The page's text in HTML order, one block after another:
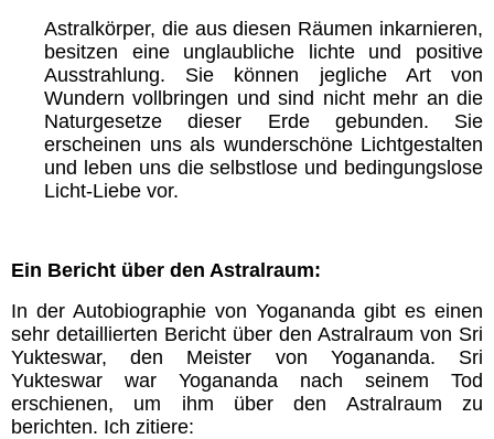
Astralkörper, die aus diesen Räumen inkarnieren,
besitzen eine unglaubliche lichte und positive
Ausstrahlung. Sie können jegliche Art von
Wundern vollbringen und sind nicht mehr an die
Naturgesetze dieser Erde gebunden. Sie
erscheinen uns als wunderschöne Lichtgestalten
und leben uns die selbstlose und bedingungslose
Licht-Liebe vor.
Ein Bericht über den Astralraum:
In der Autobiographie von Yogananda gibt es einen
sehr detaillierten Bericht über den Astralraum von Sri
Yukteswar, den Meister von Yogananda. Sri
Yukteswar war Yogananda nach seinem Tod
erschienen, um ihm über den Astralraum zu
berichten. Ich zitiere: